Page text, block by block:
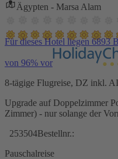
Ägypten - Marsa Alam
Für dieses Hotel liegen 6893
von 96% vor
8-tägige Flugreise, DZ inkl. AI
Upgrade auf Doppelzimmer
Zimmer) - nur solange der
253504Bestellnr.:
Pauschalreise